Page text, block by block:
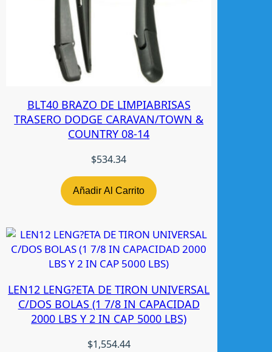
BLT40 BRAZO DE LIMPIABRISAS
TRASERO DODGE CARAVAN/TOWN &
COUNTRY 08-14
$534.34
Añadir Al Carrito
LEN12 LENG?ETA DE TIRON UNIVERSAL
C/DOS BOLAS (1 7/8 IN CAPACIDAD
2000 LBS Y 2 IN CAP 5000 LBS)
$1,554.44